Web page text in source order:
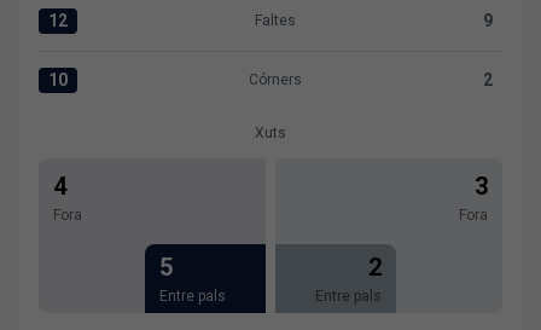
Faltes:Levante UD 12 versus SD Huesca 9
12 Faltes 9
Córners:Levante UD 10 versus SD Huesca 2
10 Córners 2
Xuts
4
Fora
5
Entre pals
3
Fora
2
Entre pals